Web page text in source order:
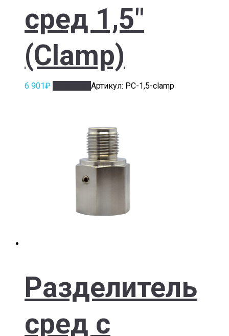
сред 1,5″
(Clamp)
6 901₽ Артикул: РС-1,5-clamp
Разделитель
сред с